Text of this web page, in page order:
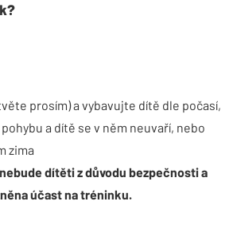
prosím) a vybavujte dítě dle počasí,
a dítě se v něm neuvaří, nebo
zima
dítěti z důvodu bezpečnosti a
účast na tréninku.